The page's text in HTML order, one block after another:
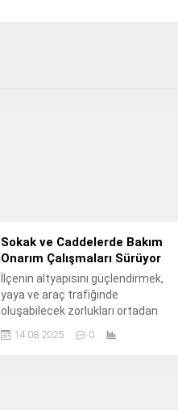
Sokak ve Caddelerde Bakım
Onarım Çalışmaları Sürüyor
İlçenin altyapısını güçlendirmek,
yaya ve araç trafiğinde
oluşabilecek zorlukları ortadan
kaldırmak ve daha güvenli ve
konforlu ulaşım sağlayabilmek
14.08.2025 0